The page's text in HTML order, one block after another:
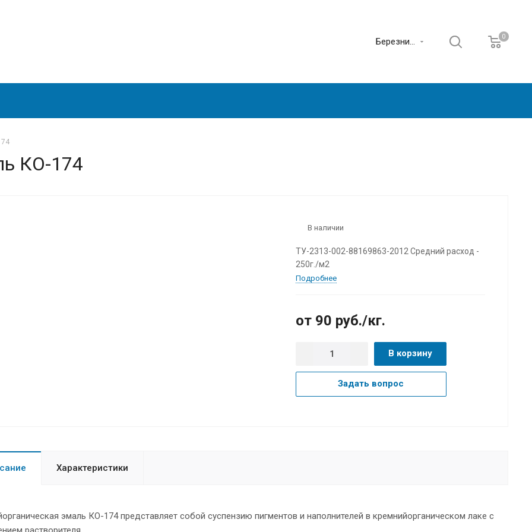
0
Березники
КО-174
В наличии
ТУ-2313-002-88169863-2012 Средний расход -
250г./м2
Подробнее
от 90 руб./кг.
В корзину
Задать вопрос
Характеристики
эмаль КО-174 представляет собой суспензию пигментов и наполнителей в кремнийорганическом лаке с